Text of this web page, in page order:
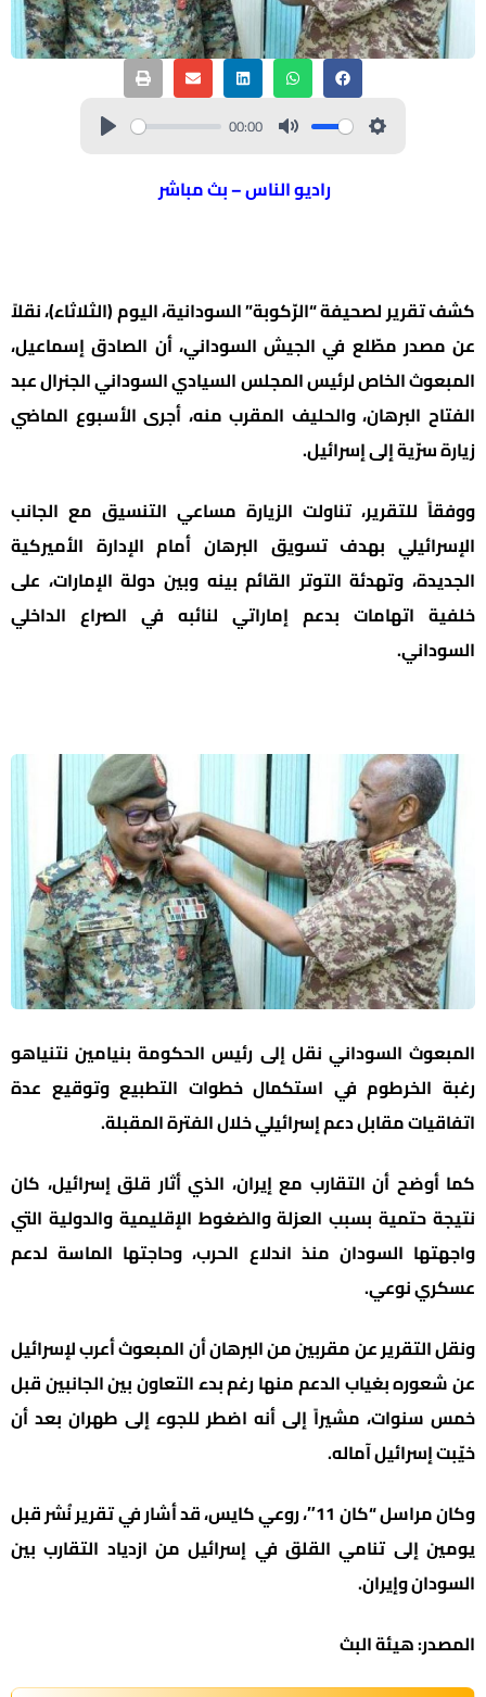
00:00
راديو الناس – بث مباشر
كشف تقرير لصحيفة “الرّكوبة” السودانية، اليوم (الثلاثاء)، نقلاً
عن مصدر مطّلع في الجيش السوداني، أن الصادق إسماعيل،
المبعوث الخاص لرئيس المجلس السيادي السوداني الجنرال عبد
الفتاح البرهان، والحليف المقرب منه، أجرى الأسبوع الماضي
زيارة سرّية إلى إسرائيل.
ووفقاً للتقرير، تناولت الزيارة مساعي التنسيق مع الجانب
الإسرائيلي بهدف تسويق البرهان أمام الإدارة الأميركية
الجديدة، وتهدئة التوتر القائم بينه وبين دولة الإمارات، على
خلفية اتهامات بدعم إماراتي لنائبه في الصراع الداخلي
السوداني.
المبعوث السوداني نقل إلى رئيس الحكومة بنيامين نتنياهو
رغبة الخرطوم في استكمال خطوات التطبيع وتوقيع عدة
اتفاقيات مقابل دعم إسرائيلي خلال الفترة المقبلة.
كما أوضح أن التقارب مع إيران، الذي أثار قلق إسرائيل، كان
نتيجة حتمية بسبب العزلة والضغوط الإقليمية والدولية التي
واجهتها السودان منذ اندلاع الحرب، وحاجتها الماسة لدعم
عسكري نوعي.
ونقل التقرير عن مقربين من البرهان أن المبعوث أعرب لإسرائيل
عن شعوره بغياب الدعم منها رغم بدء التعاون بين الجانبين قبل
خمس سنوات، مشيراً إلى أنه اضطر للجوء إلى طهران بعد أن
خيّبت إسرائيل آماله.
وكان مراسل “كان 11″، روعي كايس، قد أشار في تقرير نُشر قبل
يومين إلى تنامي القلق في إسرائيل من ازدياد التقارب بين
السودان وإيران.
المصدر: هيئة البث